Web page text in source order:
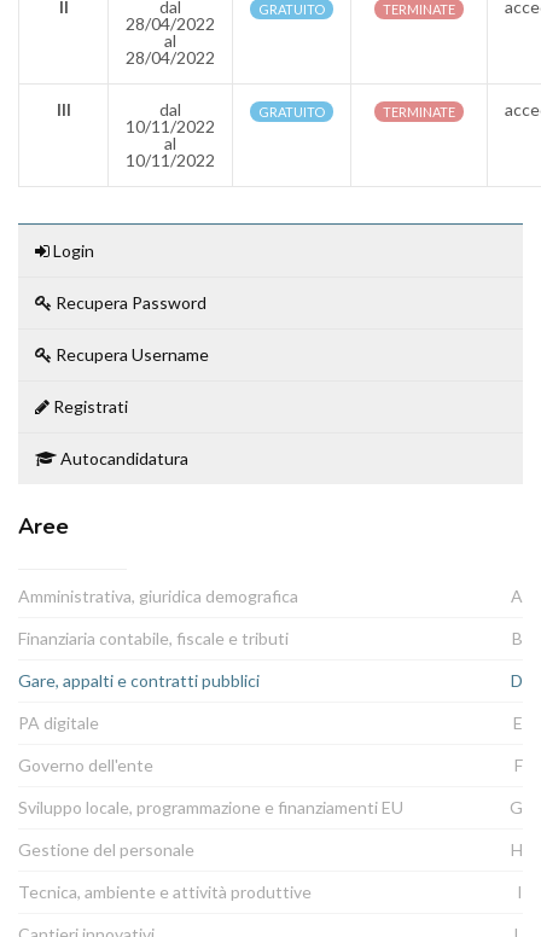
II
dal
28/04/2022
al
28/04/2022
GRATUITO TERMINATE
III
dal
10/11/2022
al
10/11/2022
GRATUITO TERMINATE
Login
Recupera Password
Recupera Username
Registrati
Autocandidatura
Aree
Amministrativa, giuridica demografica A
Finanziaria contabile, fiscale e tributi B
Gare, appalti e contratti pubblici D
PA digitale E
Governo dell'ente F
Sviluppo locale, programmazione e finanziamenti EU G
Gestione del personale H
Tecnica, ambiente e attività produttive I